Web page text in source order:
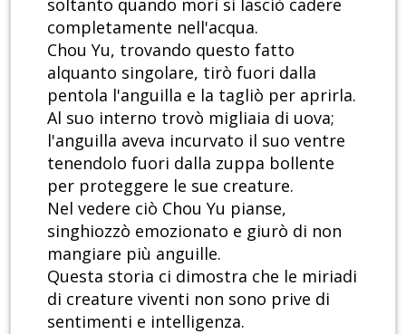
soltanto quando morì si lasciò cadere
completamente nell'acqua.
Chou Yu, trovando questo fatto
alquanto singolare, tirò fuori dalla
pentola l'anguilla e la tagliò per aprirla.
Al suo interno trovò migliaia di uova;
l'anguilla aveva incurvato il suo ventre
tenendolo fuori dalla zuppa bollente
per proteggere le sue creature.
Nel vedere ciò Chou Yu pianse,
singhiozzò emozionato e giurò di non
mangiare più anguille.
Questa storia ci dimostra che le miriadi
di creature viventi non sono prive di
sentimenti e intelligenza.